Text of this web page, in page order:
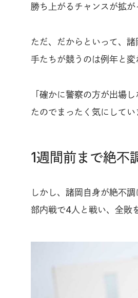
勝ち上がるチャンスが拡が
ただ、だからといって、
手たちが競うのは例年と変
「確かに警察の方が出場
たのでまったく気にしてい
1週間前まで絶不
しかし、諸岡自身が絶不
部内戦で4人と戦い、全敗